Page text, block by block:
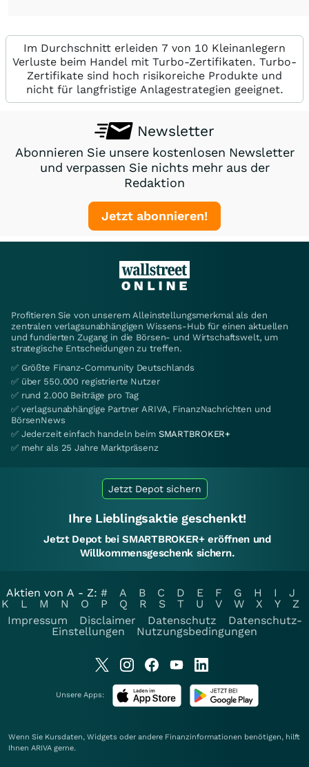
Im Durchschnitt erleiden 7 von 10 Kleinanlegern
Verluste beim Handel mit Turbo-Zertifikaten. Turbo-
Zertifikate sind hoch risikoreiche Produkte und
nicht für langfristige Anlagestrategien geeignet.
Newsletter
Abonnieren Sie unsere kostenlosen Newsletter
und verpassen Sie nichts mehr aus der
Redaktion
Jetzt abonnieren!
Profitieren Sie von unserem Alleinstellungsmerkmal als den
zentralen verlagsunabhängigen Wissens-Hub für einen aktuellen
und fundierten Zugang in die Börsen- und Wirtschaftswelt, um
strategische Entscheidungen zu treffen.
✅ Größte Finanz-Community Deutschlands
✅ über 550.000 registrierte Nutzer
✅ rund 2.000 Beiträge pro Tag
✅ verlagsunabhängige Partner ARIVA, FinanzNachrichten und
BörsenNews
✅ Jederzeit einfach handeln beim SMARTBROKER+
✅ mehr als 25 Jahre Marktpräsenz
Jetzt Depot sichern
Ihre Lieblingsaktie geschenkt!
Jetzt Depot bei SMARTBROKER+ eröffnen und
Willkommensgeschenk sichern.
Aktien von A - Z: # A B C D E F G H I
J
K
L M N O P Q R S T U V W X Y
Z
Impressum
Disclaimer Datenschutz
Datenschutz-
Einstellungen
Nutzungsbedingungen
Unsere Apps:
Wenn Sie Kursdaten, Widgets oder andere Finanzinformationen benötigen, hilft
Ihnen ARIVA gerne.